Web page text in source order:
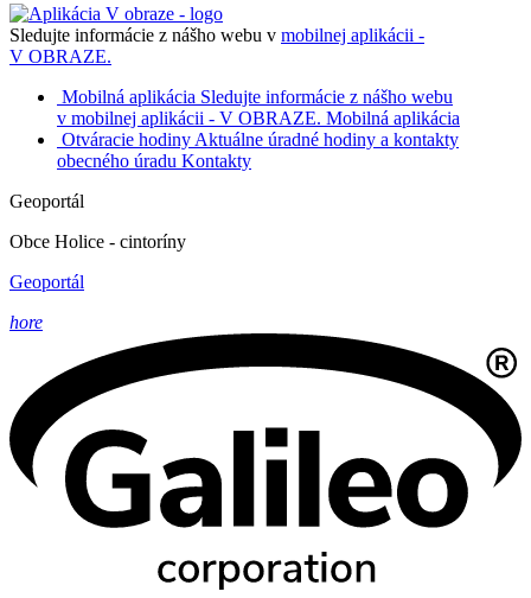
Sledujte informácie z nášho webu v mobilnej aplikácii -
V OBRAZE.
Mobilná aplikácia Sledujte informácie z nášho webu
v mobilnej aplikácii - V OBRAZE. Mobilná aplikácia
Otváracie hodiny Aktuálne úradné hodiny a kontakty
obecného úradu Kontakty
Geoportál
Obce Holice - cintoríny
Geoportál
hore